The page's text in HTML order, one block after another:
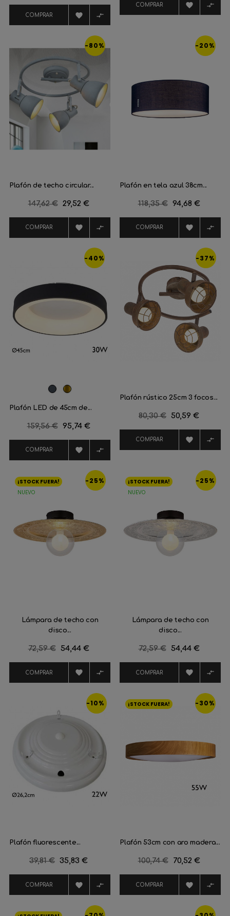
COMPRAR  
COMPRAR  
-80%
Plafón de techo circular...
Precio
147,62 € Precio
29,52 €
COMPRAR  
-20%
Plafón en tela azul 38cm...
Precio
118,35 € Precio
94,68 €
COMPRAR  
-40%
NegroDorado
Plafón LED de 45cm de...
Precio
159,56 € Precio
95,74 €
COMPRAR  
-37%
Plafón rústico 25cm 3 focos...
Precio
80,30 € Precio
50,59 €
COMPRAR  
-25%
¡STOCK FUERA!
NUEVO
Lámpara de techo con
disco...
Precio
72,59 € Precio
54,44 €
COMPRAR  
-25%
¡STOCK FUERA!
NUEVO
Lámpara de techo con
disco...
Precio
72,59 € Precio
54,44 €
COMPRAR  
-10%
Plafón fluorescente...
Precio
39,81 € Precio
35,83 €
COMPRAR  
-30%
¡STOCK FUERA!
Plafón 53cm con aro madera...
Precio
100,74 € Precio
70,52 €
COMPRAR  